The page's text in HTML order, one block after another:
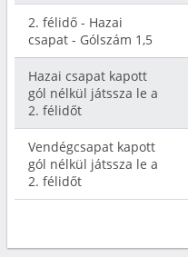
2. félidő - Hazai
csapat - Gólszám 1,5
Hazai csapat kapott
gól nélkül játssza le a
2. félidőt
Vendégcsapat kapott
gól nélkül játssza le a
2. félidőt